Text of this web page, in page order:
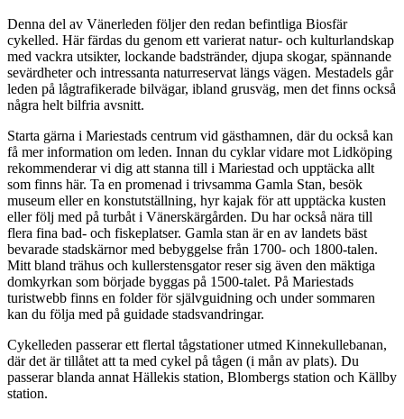
Beskrivning
Denna del av Vänerleden följer den redan befintliga Biosfär
cykelled. Här färdas du genom ett varierat natur- och kulturlandskap
med vackra utsikter, lockande badstränder, djupa skogar, spännande
sevärdheter och intressanta naturreservat längs vägen. Mestadels går
leden på lågtrafikerade bilvägar, ibland grusväg, men det finns också
några helt bilfria avsnitt.
Starta gärna i Mariestads centrum vid gästhamnen, där du också kan
få mer information om leden. Innan du cyklar vidare mot Lidköping
rekommenderar vi dig att stanna till i Mariestad och upptäcka allt
som finns här. Ta en promenad i trivsamma Gamla Stan, besök
museum eller en konstutställning, hyr kajak för att upptäcka kusten
eller följ med på turbåt i Vänerskärgården. Du har också nära till
flera fina bad- och fiskeplatser. Gamla stan är en av landets bäst
bevarade stadskärnor med bebyggelse från 1700- och 1800-talen.
Mitt bland trähus och kullerstensgator reser sig även den mäktiga
domkyrkan som började byggas på 1500-talet. På Mariestads
turistwebb finns en folder för självguidning och under sommaren
kan du följa med på guidade stadsvandringar.
Cykelleden passerar ett flertal tågstationer utmed Kinnekullebanan,
där det är tillåtet att ta med cykel på tågen (i mån av plats). Du
passerar blanda annat Hällekis station, Blombergs station och Källby
station.